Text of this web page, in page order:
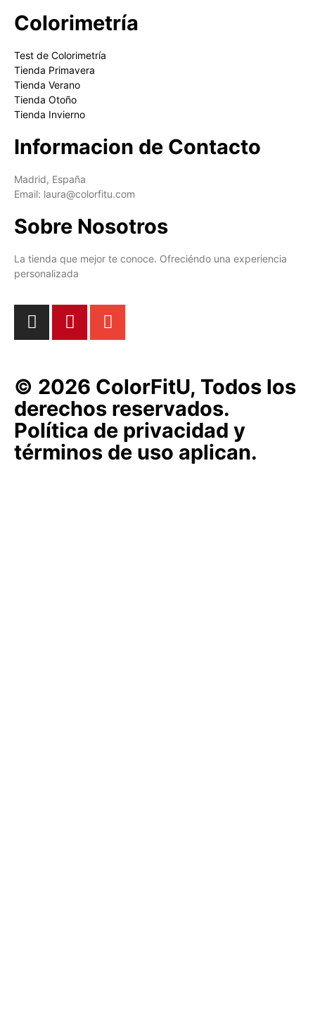
Colorimetría
Test de Colorimetría
Tienda Primavera
Tienda Verano
Tienda Otoño
Tienda Invierno
Informacion de Contacto
Madrid, España
Email: laura@colorfitu.com
Sobre Nosotros
La tienda que mejor te conoce. Ofreciéndo una experiencia
personalizada
© 2026 ColorFitU, Todos los
derechos reservados.
Política de privacidad y
términos de uso aplican.